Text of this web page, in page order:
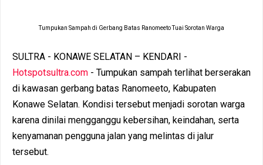
Tumpukan Sampah di Gerbang Batas Ranomeeto Tuai Sorotan Warga
SULTRA - KONAWE SELATAN – KENDARI -
Hotspotsultra.com - Tumpukan sampah terlihat berserakan
di kawasan gerbang batas Ranomeeto, Kabupaten
Konawe Selatan. Kondisi tersebut menjadi sorotan warga
karena dinilai mengganggu kebersihan, keindahan, serta
kenyamanan pengguna jalan yang melintas di jalur
tersebut.